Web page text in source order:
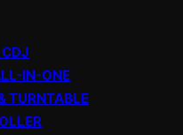
IN-ONE
TURNTABLE